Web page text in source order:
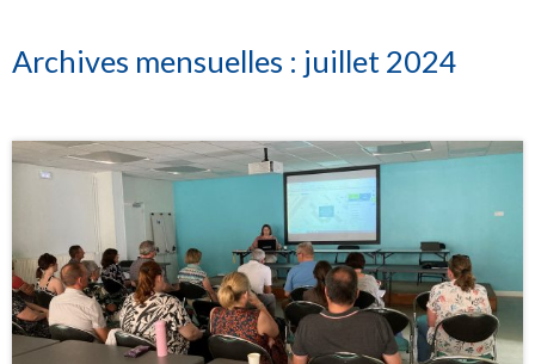
Archives mensuelles : juillet 2024